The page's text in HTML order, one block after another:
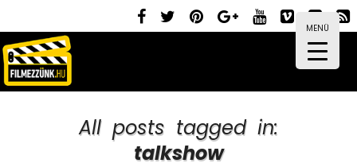
MENÜ
All posts tagged in:
talkshow